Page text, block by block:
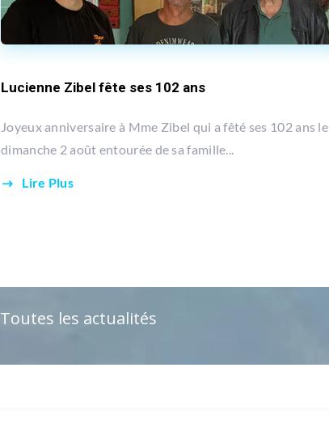
Lucienne Zibel fête ses 102 ans
Joyeux anniversaire à Mme Zibel qui a fêté ses 102 ans le
dimanche 2 août entourée de sa famille...
Lire Plus
Toutes les actualités